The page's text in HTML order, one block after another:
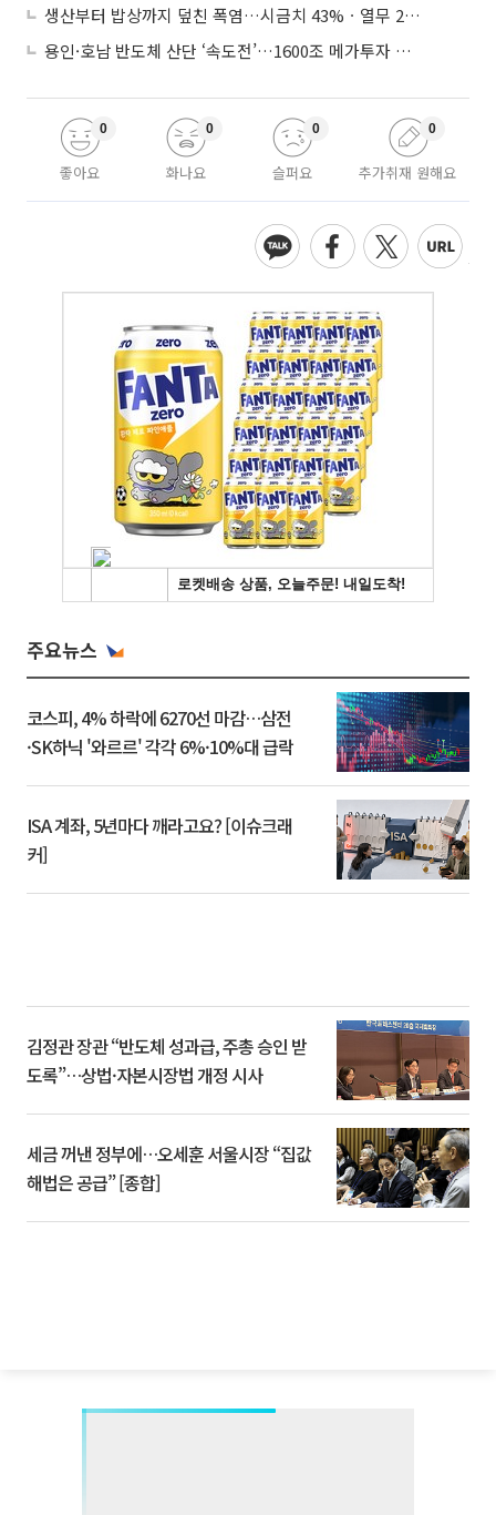
생산부터 밥상까지 덮친 폭염…시금치 43%ㆍ열무 28% 급등
용인·호남 반도체 산단 ‘속도전’…1600조 메가투자 이행 총력
좋아요
0
화나요
0
슬퍼요
0
추가취재 원해요
0
주요뉴스
코스피, 4% 하락에 6270선 마감…삼전
·SK하닉 '와르르' 각각 6%·10%대 급락
ISA 계좌, 5년마다 깨라고요? [이슈크래
커]
김정관 장관 “반도체 성과급, 주총 승인 받
도록”…상법·자본시장법 개정 시사
세금 꺼낸 정부에…오세훈 서울시장 “집값
해법은 공급” [종합]